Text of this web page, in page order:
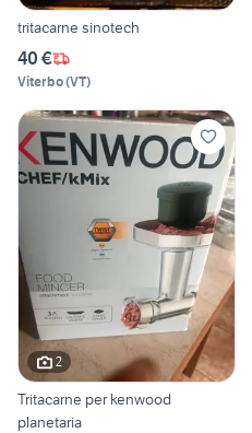
tritacarne sinotech
40 €
Viterbo(VT)
2
Tritacarne per kenwood
planetaria